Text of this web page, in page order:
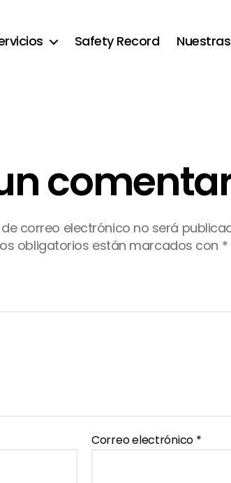
Safety Record
correo electrónico no será
obligatorios están marcados con *
Correo electrónico *